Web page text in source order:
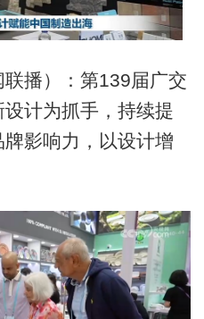
联播）：第139届广交
计为抓手，持续提
影响力，以设计增